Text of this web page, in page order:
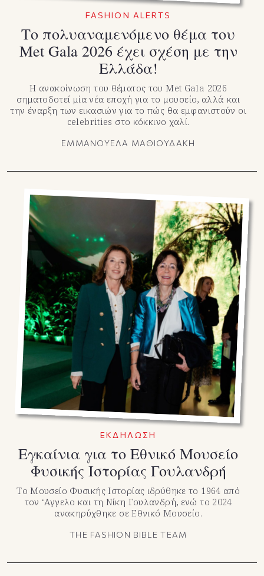
FASHION ALERTS
Το πολυαναμενόμενο θέμα του
Met Gala 2026 έχει σχέση με την
Ελλάδα!
Η ανακοίνωση του θέματος του Met Gala 2026
σηματοδοτεί μία νέα εποχή για το μουσείο, αλλά και
την έναρξη των εικασιών για το πώς θα εμφανιστούν οι
celebrities στο κόκκινο χαλί.
ΕΜΜΑΝΟΥΕΛΑ ΜΑΘΙΟΥΔΑΚΗ
ΕΚΔΗΛΩΣΗ
Εγκαίνια για το Εθνικό Μουσείο
Φυσικής Ιστορίας Γουλανδρή
Το Μουσείο Φυσικής Ιστορίας ιδρύθηκε το 1964 από
τον ‘Αγγελο και τη Νίκη Γουλανδρή, ενώ το 2024
ανακηρύχθηκε σε Εθνικό Μουσείο.
THE FASHION BIBLE TEAM